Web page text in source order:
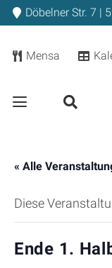
Döbelner Str. 7 |
Mensa
« Alle
Diese
Ende 1.